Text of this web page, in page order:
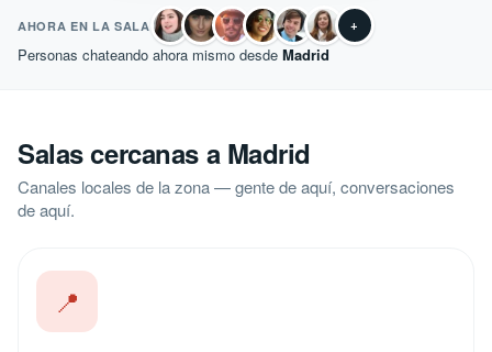
AHORA EN LA SALA +
Personas chateando ahora mismo desde Madrid
Salas cercanas a Madrid
Canales locales de la zona — gente de aquí, conversaciones
de aquí.
📍